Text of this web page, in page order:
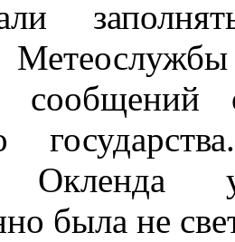
Окленда
была не